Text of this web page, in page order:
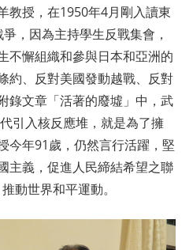
教授，在1950年4月剛入讀東
，因為主持學生反戰集會，
不懈組織和參與日本和亞洲的
約、反對美國發動越戰、反對
錄文章「活著的廢墟」中，武
引入核反應堆，就是為了擁
今年91歲，仍然言行活躍，堅
主義，促進人民締結希望之聯
動世界和平運動。